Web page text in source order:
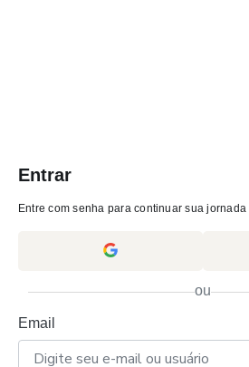
Entrar
Entre com senha para continuar sua jornada
ou
Email